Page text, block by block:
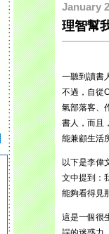
January
理智幫
一聽到讀書
不過，自從
氣部落客、
書人，而且
能兼顧生活
以下是李偉
文中提到：
能夠看得見
這是一個很